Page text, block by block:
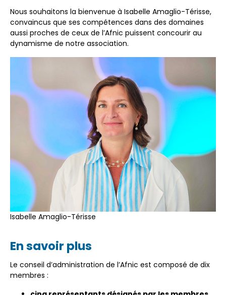
Nous souhaitons la bienvenue à Isabelle Amaglio-Térisse,
convaincus que ses compétences dans des domaines
aussi proches de ceux de l’Afnic puissent concourir au
dynamisme de notre association.
Isabelle Amaglio-Térisse
En savoir plus
Le conseil d’administration de l’Afnic est composé de dix
membres :